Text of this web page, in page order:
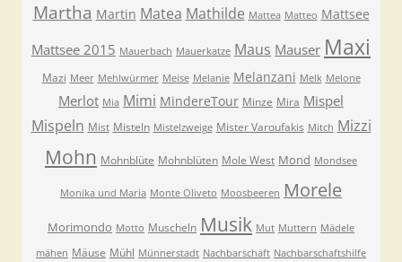
Martha Martin Matea Mathilde Mattea Matteo Mattsee
Mattsee 2015 Mauerbach Mauerkatze Maus Mauser Maxi
Mazi Meer Mehlwürmer Meise Melanie Melanzani Melk Melone
Merlot Mia Mimi MindereTour Minze Mira Mispel
Mispeln Mist Misteln Mistelzweige Mister Varoufakis Mitch Mizzi
Mohn Mohnblüte Mohnblüten Mole West Mond Mondsee
Monika und Maria Monte Oliveto Moosbeeren Morele
Morimondo Motto Muscheln Musik Mut Muttern Mädele
mähen Mäuse Mühl Münnerstadt Nachbarschaft Nachbarschaftshilfe